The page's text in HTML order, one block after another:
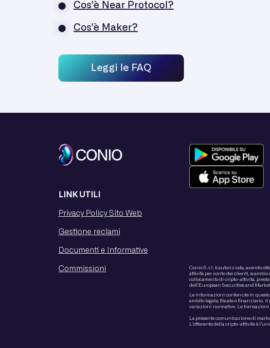
Cos'è Near Protocol?
Cos'è Maker?
Leggi le FAQ
LINK UTILI
Privacy Policy Sito Web
Gestione reclami
Documenti e Informative
Commissioni
Conio S.r.l. è autorizzata, avendo
attività per conto dei clienti,
collocamento di cripto-attività,
dell’European Securities and
Le informazioni contenute in
ambito legale, fiscale o finanziario. Il
variazioni normative. Le transazioni
La presente comunicazione di
L’offerente della cripto-attività è